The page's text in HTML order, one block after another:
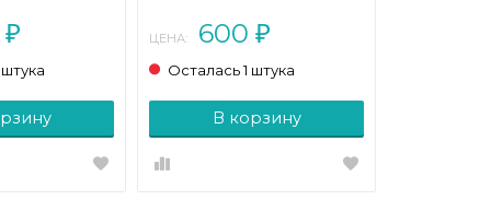
₽ ЦЕНА: 600 ₽
Осталась 1 штука
В корзину